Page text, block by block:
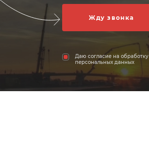
Даю согласие на обработку
персональных данных